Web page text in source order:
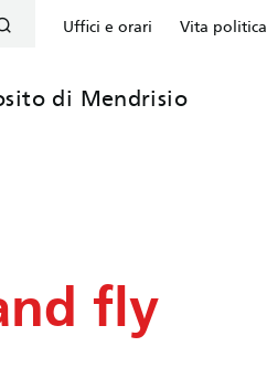
Uffici e orari Vita politica
di Mendrisio
fly